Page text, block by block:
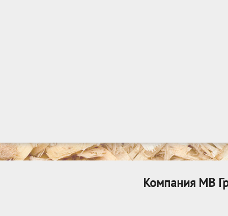
Компания МВ